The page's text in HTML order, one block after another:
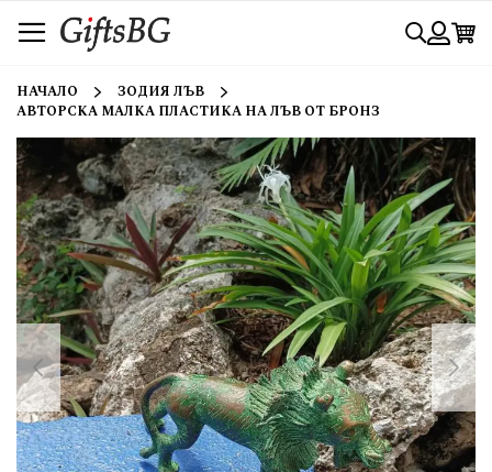
към
съдържанието
Търси
НАЧАЛО
ЗОДИЯ ЛЪВ
АВТОРСКА МАЛКА ПЛАСТИКА НА ЛЪВ ОТ БРОНЗ